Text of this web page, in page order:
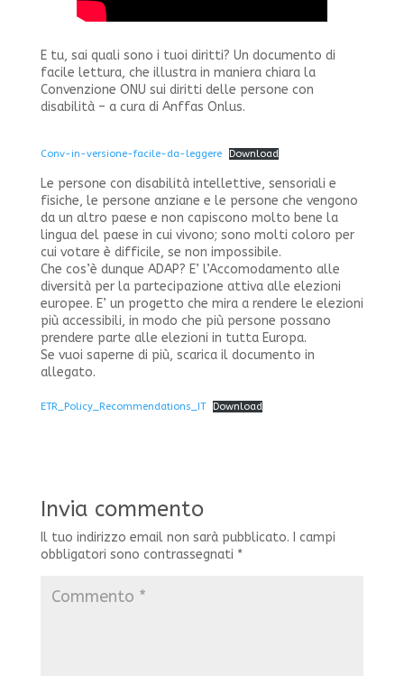
E tu, sai quali sono i tuoi diritti? Un documento di
facile lettura, che illustra in maniera chiara la
Convenzione ONU sui diritti delle persone con
disabilità – a cura di Anffas Onlus.
Conv-in-versione-facile-da-leggere Download
Le persone con disabilità intellettive, sensoriali e
fisiche, le persone anziane e le persone che vengono
da un altro paese e non capiscono molto bene la
lingua del paese in cui vivono; sono molti coloro per
cui votare è difficile, se non impossibile.
Che cos’è dunque ADAP? E’ l’Accomodamento alle
diversità per la partecipazione attiva alle elezioni
europee. E’ un progetto che mira a rendere le elezioni
più accessibili, in modo che più persone possano
prendere parte alle elezioni in tutta Europa.
Se vuoi saperne di più, scarica il documento in
allegato.
ETR_Policy_Recommendations_IT Download
Invia commento
Il tuo indirizzo email non sarà pubblicato.
I campi
obbligatori sono contrassegnati *